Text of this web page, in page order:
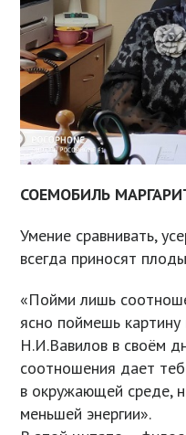
СОЕМОБИЛЬ
Умение сравнивать,
всегда приносят плоды
«Пойми лишь
ясно поймешь
Н.И.Вавилов в своём
соотношения дает
в окружающей среде,
меньшей энергии».